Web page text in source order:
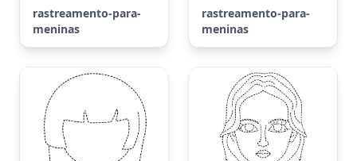
rastreamento-para-
meninas
rastreamento-para-
meninas